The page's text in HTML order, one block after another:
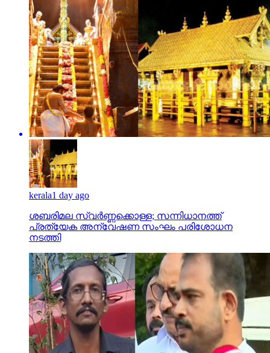
kerala1 day ago
ശബരിമല സ്വര്‍ണ്ണക്കൊള്ള; സന്നിധാനത്ത്
പ്രത്യേക അന്വേഷണ സംഘം പരിശോധന
നടത്തി